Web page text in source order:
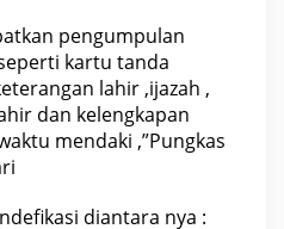
pengumpulan
kartu tanda
lahir ,ijazah ,
dan kelengkapan
mendaki ,”Pungkas
diantara nya :